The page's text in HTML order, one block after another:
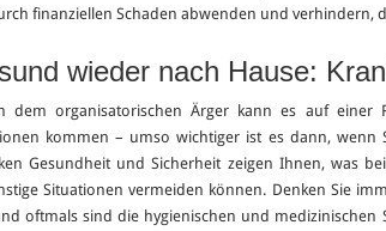
finanziellen Schaden abwenden und verhindern,
wieder nach Hause:
dem organisatorischen Ärger kann es auf einer
kommen – umso wichtiger ist es dann,
Gesundheit und Sicherheit zeigen Ihnen, was
Situationen vermeiden können. Denken Sie
oftmals sind die hygienischen und